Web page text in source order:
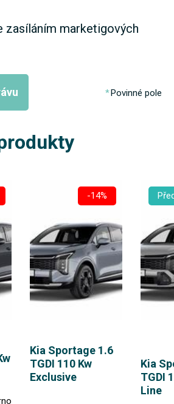
zasíláním marketigových
Povinné pole
-14%
Kia Sportage 1.6
TGDI 110 Kw
Exclusive
Kia
TGDI
Line